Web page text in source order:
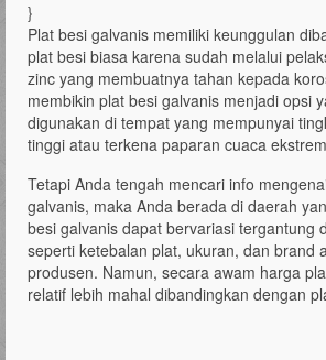
}
Plat besi galvanis memiliki keunggulan
plat besi biasa karena sudah melalui
zinc yang membuatnya tahan kepada
membikin plat besi galvanis menjadi opsi
digunakan di tempat yang mempunyai
tinggi atau terkena paparan cuaca
Tetapi Anda tengah mencari info
galvanis, maka Anda berada di daerah
besi galvanis dapat bervariasi tergantung
seperti ketebalan plat, ukuran, dan brand
produsen. Namun, secara awam harga
relatif lebih mahal dibandingkan dengan